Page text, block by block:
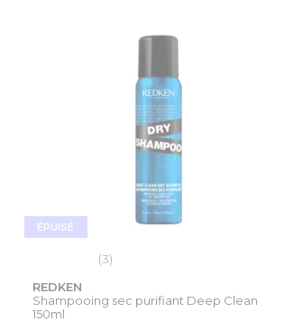
ÉPUISÉ
(3)
REDKEN
Shampooing sec purifiant Deep Clean
150ml